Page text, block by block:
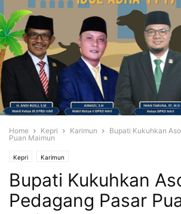
Home Kepri Karimun
Bupati Kukuhkan
Puan Maimun
Kepri Karimun
Bupati Kukuhkan
Pedagang Pasar